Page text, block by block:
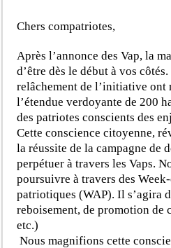
Chers compatriotes,
Après l’annonce des Vap, la
d’être dès le début à vos
relâchement de l’initiative ont
l’étendue verdoyante de 200
des patriotes conscients des
Cette conscience citoyenne,
la réussite de la campagne de
perpétuer à travers les Vaps.
poursuivre à travers des
patriotiques (WAP). Il s’agira
reboisement, de promotion de
etc.)
Nous magnifions cette